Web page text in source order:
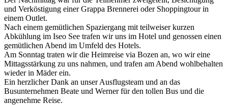
und Verköstigung einer Grappa Brennerei oder Shoppingtour in
einem Outlet.
Nach einem gemütlichen Spaziergang mit teilweiser kurzen
Abkühlung im Iseo See trafen wir uns im Hotel und genossen einen
gemütlichen Abend im Umfeld des Hotels.
Am Sonntag traten wir die Heimreise via Bozen an, wo wir eine
Mittagsstärkung zu uns nahmen, und trafen am Abend wohlbehalten
wieder in Mäder ein.
Ein herzlicher Dank an unser Ausflugsteam und an das
Busunternehmen Beate und Werner für den tollen Bus und die
angenehme Reise.